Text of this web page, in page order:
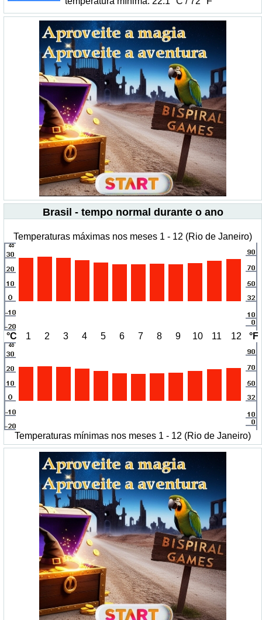
Brasil - tempo normal durante o ano
Temperaturas máximas nos meses 1 - 12 (Rio de Janeiro)
°C 1 2 3 4 5 6 7 8 9 10 11 12 °F
Temperaturas mínimas nos meses 1 - 12 (Rio de Janeiro)